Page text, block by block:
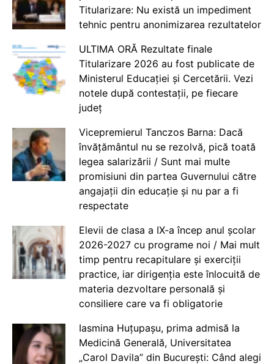
Titularizare: Nu există un impediment
tehnic pentru anonimizarea rezultatelor
ULTIMA ORĂ Rezultate finale
Titularizare 2026 au fost publicate de
Ministerul Educației și Cercetării. Vezi
notele după contestații, pe fiecare
județ
Vicepremierul Tanczos Barna: Dacă
învățământul nu se rezolvă, pică toată
legea salarizării / Sunt mai multe
promisiuni din partea Guvernului către
angajații din educație și nu par a fi
respectate
Elevii de clasa a IX-a încep anul școlar
2026-2027 cu programe noi / Mai mult
timp pentru recapitulare și exerciții
practice, iar dirigenția este înlocuită de
materia dezvoltare personală și
consiliere care va fi obligatorie
Iasmina Huțupașu, prima admisă la
Medicină Generală, Universitatea
„Carol Davila” din București: Când alegi